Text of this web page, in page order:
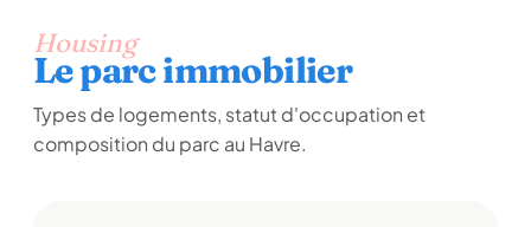
Housing
Le parc immobilier
Types de logements, statut d'occupation et
composition du parc au Havre.